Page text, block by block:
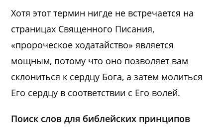
Хотя этот термин нигде не встречается на
страницах Священного Писания,
«пророческое ходатайство» является
мощным, потому что оно позволяет вам
склониться к сердцу Бога, а затем молиться
Его сердцу в соответствии с Его волей.
Поиск слов для библейских принципов